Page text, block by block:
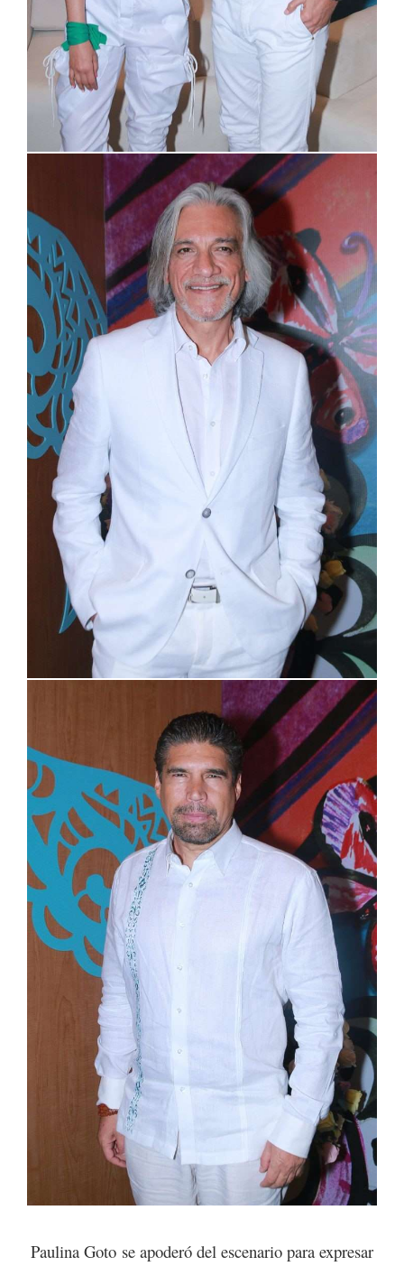
Paulina Goto se apoderó del escenario para expresar